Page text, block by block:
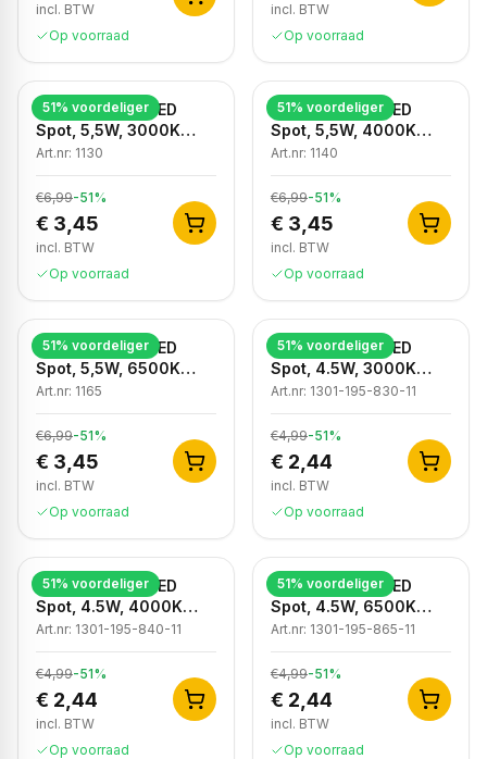
incl. BTW
Op voorraad
incl. BTW
Op voorraad
51% voordeliger
Dimbare GU10 LED
Spot, 5,5W, 3000K
Warm Wit, IP20
Art.nr: 1130
€6,99-51%
€ 3,45
incl. BTW
Op voorraad
51% voordeliger
Dimbare GU10 LED
Spot, 5,5W, 4000K
Neutraal Wit, IP20
Art.nr: 1140
€6,99-51%
€ 3,45
incl. BTW
Op voorraad
51% voordeliger
Dimbare GU10 LED
Spot, 5,5W, 6500K
Koud Wit, IP20
Art.nr: 1165
€6,99-51%
€ 3,45
incl. BTW
Op voorraad
51% voordeliger
Dimbare GU10 LED
Spot, 4.5W, 3000K
Warm Wit, IP20
Art.nr: 1301-195-830-11
€4,99-51%
€ 2,44
incl. BTW
Op voorraad
51% voordeliger
Dimbare GU10 LED
Spot, 4.5W, 4000K
Neutraal Wit, IP20
Art.nr: 1301-195-840-11
€4,99-51%
€ 2,44
incl. BTW
Op voorraad
51% voordeliger
Dimbare GU10 LED
Spot, 4.5W, 6500K
Koud Wit, IP20
Art.nr: 1301-195-865-11
€4,99-51%
€ 2,44
incl. BTW
Op voorraad